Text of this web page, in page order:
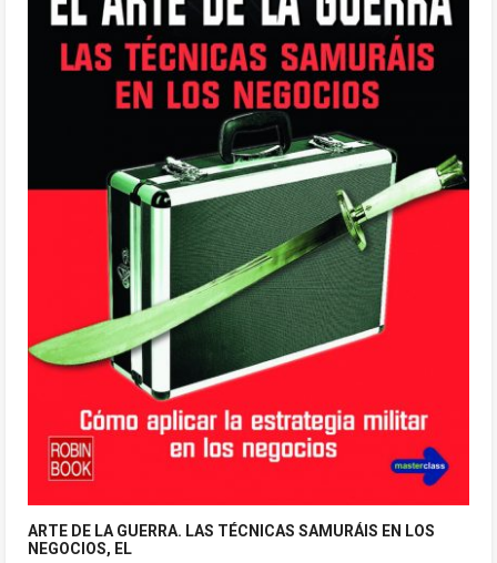
ARTE DE LA GUERRA. LAS TÉCNICAS SAMURÁIS EN LOS
NEGOCIOS, EL